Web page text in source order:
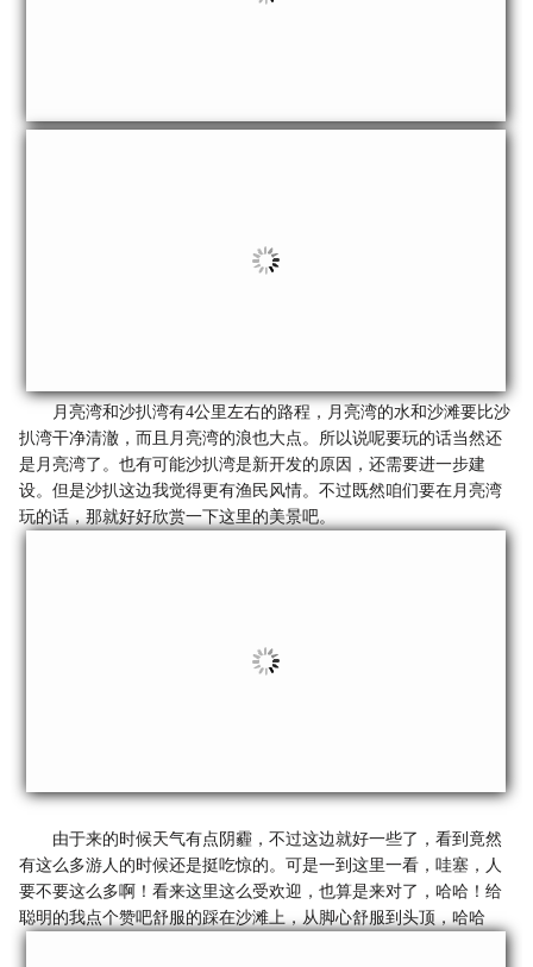
月亮湾和沙扒湾有4公里左右的路程，月亮湾的水和沙滩要比沙
扒湾干净清澈，而且月亮湾的浪也大点。所以说呢要玩的话当然还
是月亮湾了。也有可能沙扒湾是新开发的原因，还需要进一步建
设。但是沙扒这边我觉得更有渔民风情。不过既然咱们要在月亮湾
玩的话，那就好好欣赏一下这里的美景吧。
由于来的时候天气有点阴霾，不过这边就好一些了，看到竟然
有这么多游人的时候还是挺吃惊的。可是一到这里一看，哇塞，人
要不要这么多啊！看来这里这么受欢迎，也算是来对了，哈哈！给
聪明的我点个赞吧舒服的踩在沙滩上，从脚心舒服到头顶，哈哈